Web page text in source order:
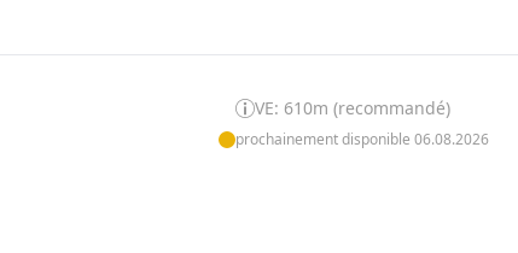
VE: 610m (recommandé)
prochainement disponible 06.08.2026